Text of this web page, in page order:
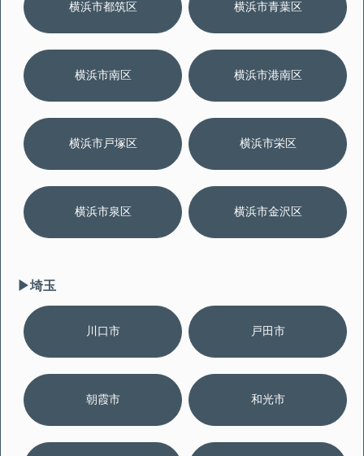
横浜市都筑区 横浜市青葉区
横浜市南区 横浜市港南区
横浜市戸塚区 横浜市栄区
横浜市泉区 横浜市金沢区
▶︎埼玉
川口市 戸田市
朝霞市 和光市